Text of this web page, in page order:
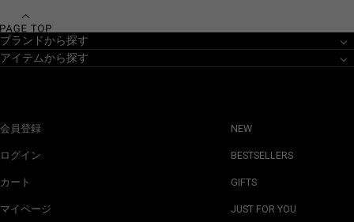
ブランドから探す
アイテムから探す
会員登録
ログイン
カート
マイページ
NEW
BESTSELLERS
GIFTS
JUST FOR YOU